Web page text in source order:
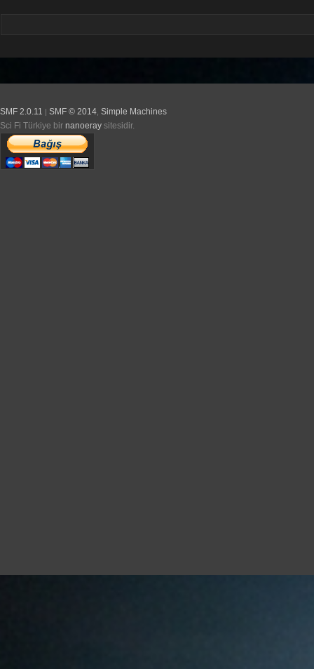
SMF 2.0.11 | SMF © 2014 Simple Machines
Sci Fi Türkiye bir nanoeray sitesidir.